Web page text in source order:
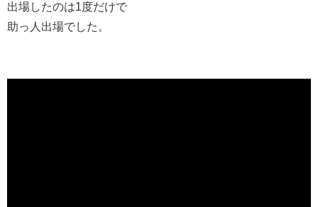
出場したのは1度だけで
助っ人出場でした。